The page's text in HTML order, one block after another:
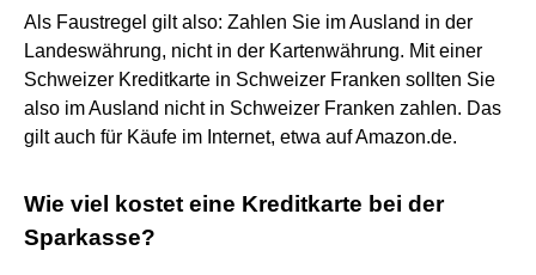
Als Faustregel gilt also: Zahlen Sie im Ausland in der
Landeswährung, nicht in der Kartenwährung. Mit einer
Schweizer Kreditkarte in Schweizer Franken sollten Sie
also im Ausland nicht in Schweizer Franken zahlen. Das
gilt auch für Käufe im Internet, etwa auf Amazon.de.
Wie viel kostet eine Kreditkarte bei der
Sparkasse?